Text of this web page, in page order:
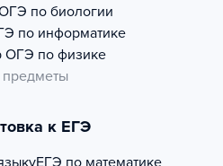
по биологии
по информатике
ОГЭ по физике
предметы
к ЕГЭ
ЕГЭ по математике